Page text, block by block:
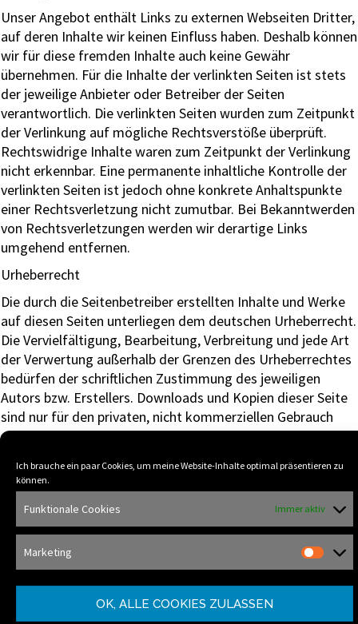
Ich brauche ein paar Cookies, um meine Website-Inhalte optimal präsentieren zu
können.
Funktionale Cookies Immer aktiv
Marketing
OK, ALLE COOKIES ZULASSEN
Unser Angebot enthält Links zu externen Webseiten Dritter,
auf deren Inhalte wir keinen Einfluss haben. Deshalb können
wir für diese fremden Inhalte auch keine Gewähr
übernehmen. Für die Inhalte der verlinkten Seiten ist stets
der jeweilige Anbieter oder Betreiber der Seiten
verantwortlich. Die verlinkten Seiten wurden zum Zeitpunkt
der Verlinkung auf mögliche Rechtsverstöße überprüft.
Rechtswidrige Inhalte waren zum Zeitpunkt der Verlinkung
nicht erkennbar. Eine permanente inhaltliche Kontrolle der
verlinkten Seiten ist jedoch ohne konkrete Anhaltspunkte
einer Rechtsverletzung nicht zumutbar. Bei Bekanntwerden
von Rechtsverletzungen werden wir derartige Links
umgehend entfernen.
Urheberrecht
Die durch die Seitenbetreiber erstellten Inhalte und Werke
auf diesen Seiten unterliegen dem deutschen Urheberrecht.
Die Vervielfältigung, Bearbeitung, Verbreitung und jede Art
der Verwertung außerhalb der Grenzen des Urheberrechtes
bedürfen der schriftlichen Zustimmung des jeweiligen
Autors bzw. Erstellers. Downloads und Kopien dieser Seite
sind nur für den privaten, nicht kommerziellen Gebrauch
gestattet. Soweit die Inhalte auf dieser Seite nicht vom
beachtet. Insbesondere werden Inhalte Dritter als solche
gekennzeichnet. Sollten Sie trotzdem auf eine
Urheberrechtsverletzung aufmerksam werden, bitten wir
um einen entsprechenden Hinweis. Bei Bekanntwerden von
Rechtsverletzungen werden wir derartige Inhalte
umgehend entfernen.
Quelle: http://www.e-recht24.de